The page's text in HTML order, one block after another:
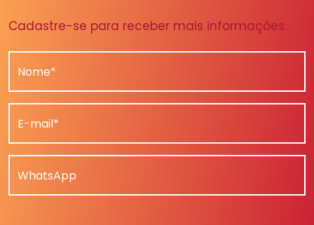
Cadastre-se para receber mais informações.
Nome*
E-mail*
WhatsApp